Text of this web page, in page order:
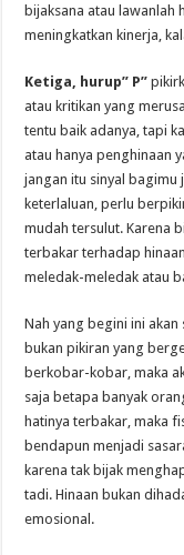
bijaksana atau lawanlah
meningkatkan kinerja,
Ketiga, hurup” P”
atau kritikan yang
tentu baik adanya, tapi
atau hanya penghinaan
jangan itu sinyal bagimu
keterlaluan, perlu
mudah tersulut. Karena
terbakar terhadap
meledak-meledak atau
Nah yang begini ini akan
bukan pikiran yang
berkobar-kobar, maka
saja betapa banyak
hatinya terbakar, maka
bendapun menjadi
karena tak bijak
tadi. Hinaan bukan
emosional.